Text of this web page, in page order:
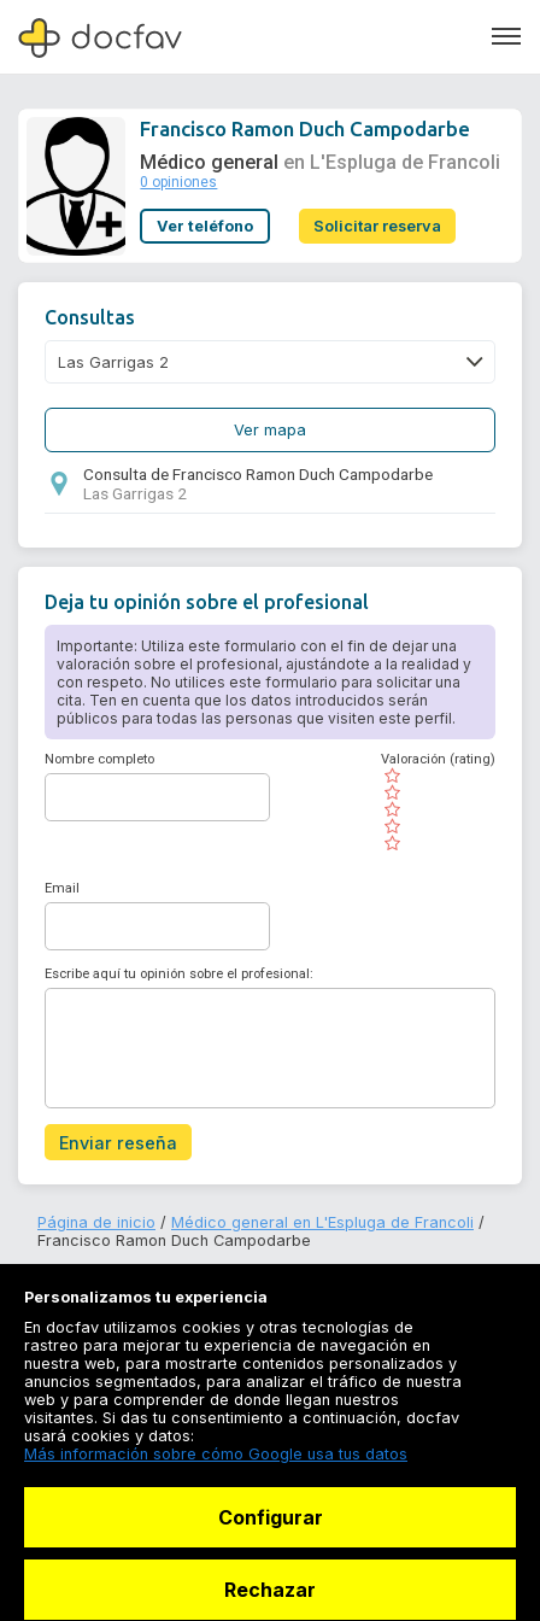
Soporte
Francisco Ramon Duch Campodarbe
Médico general en L'Espluga de Francoli
0 opiniones
Ver teléfono Solicitar reserva
Consultas
Ver mapa
Consulta de Francisco Ramon Duch Campodarbe
Las Garrigas 2
Deja tu opinión sobre el profesional
Importante: Utiliza este formulario con el fin de dejar una
valoración sobre el profesional, ajustándote a la realidad y
con respeto. No utilices este formulario para solicitar una
cita. Ten en cuenta que los datos introducidos serán
públicos para todas las personas que visiten este perfil.
Nombre completo
( )
( )
( )
( )
( )
Valoración (rating)
Email
Escribe aquí tu opinión sobre el profesional:
Enviar reseña
Página de inicio
Médico general en L'Espluga de Francoli
Francisco Ramon Duch Campodarbe
Registrarse
Docfav
Personalizamos tu experiencia
En docfav utilizamos cookies y otras tecnologías de
rastreo para mejorar tu experiencia de navegación en
nuestra web, para mostrarte contenidos personalizados y
anuncios segmentados, para analizar el tráfico de nuestra
web y para comprender de donde llegan nuestros
visitantes. Si das tu consentimiento a continuación, docfav
usará cookies y datos:
Más información sobre cómo Google usa tus datos
Configurar
Rechazar